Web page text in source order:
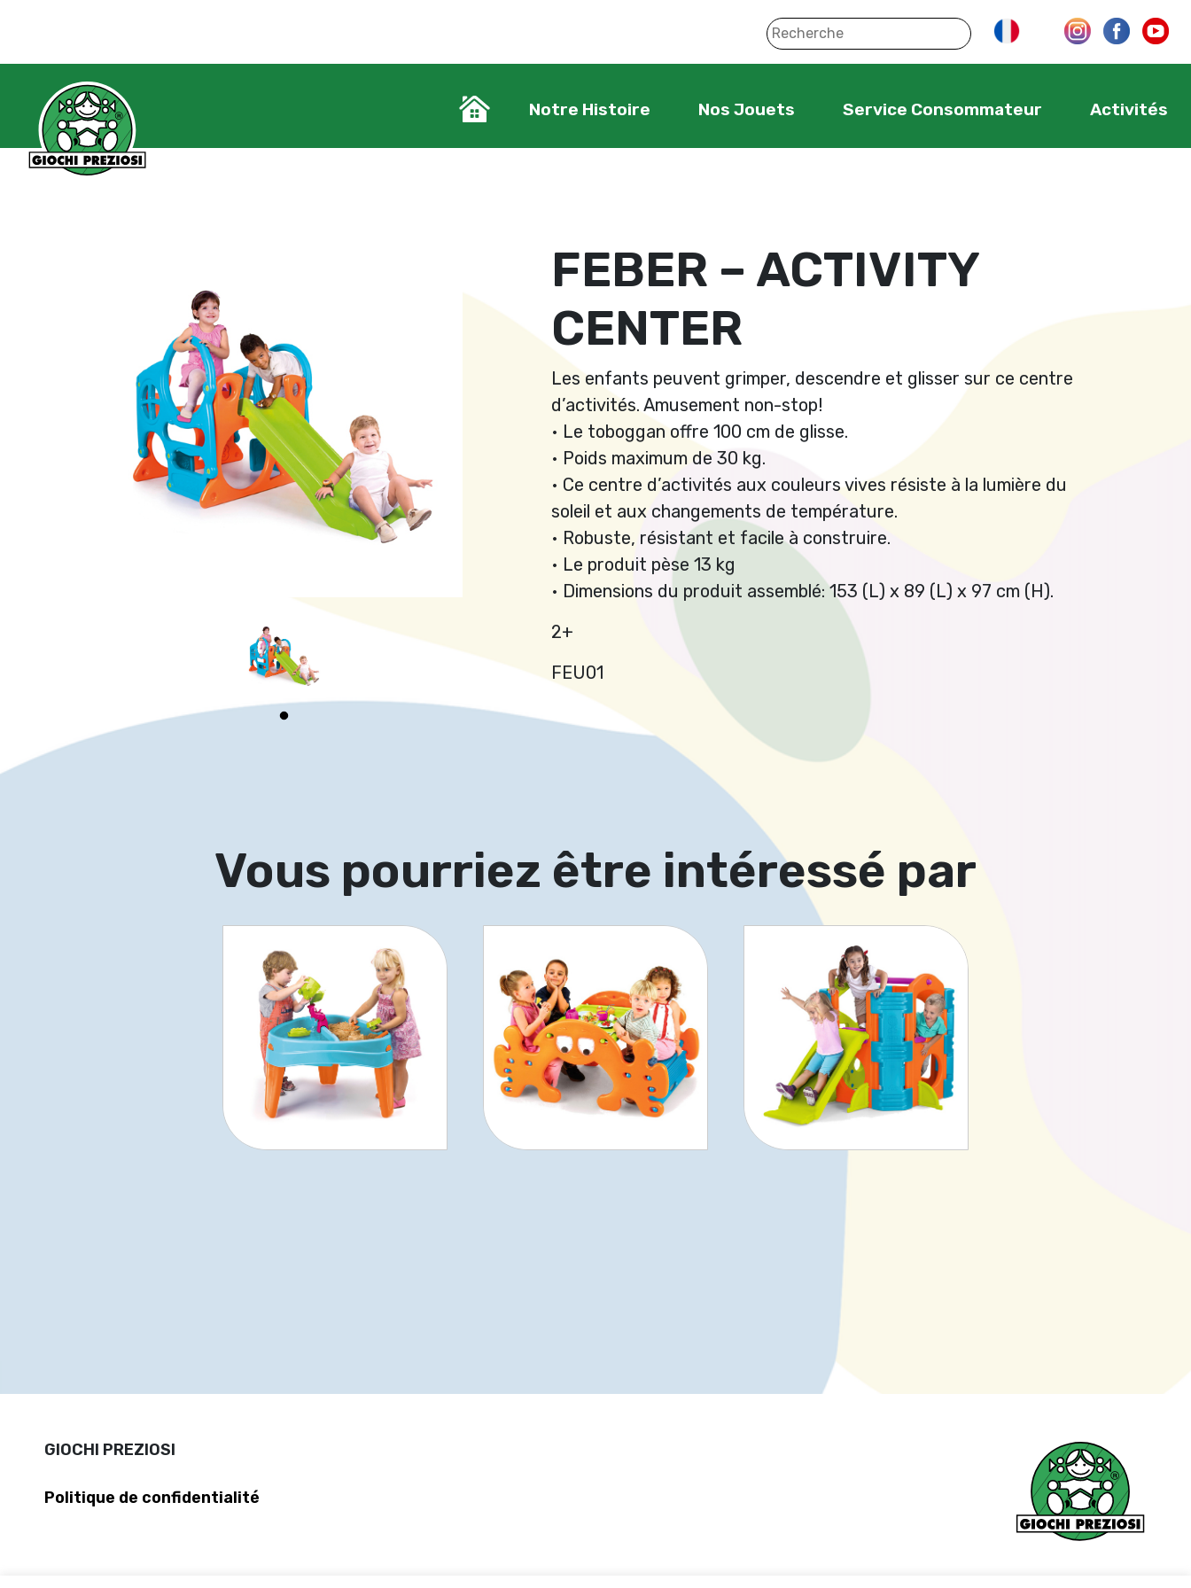
Notre Histoire Nos Jouets Service Consommateur Activités
FEBER – ACTIVITY
CENTER
Les enfants peuvent grimper, descendre et glisser sur ce centre
d’activités. Amusement non-stop!
• Le toboggan offre 100 cm de glisse.
• Poids maximum de 30 kg.
• Ce centre d’activités aux couleurs vives résiste à la lumière du
soleil et aux changements de température.
• Robuste, résistant et facile à construire.
• Le produit pèse 13 kg
• Dimensions du produit assemblé: 153 (L) x 89 (L) x 97 cm (H).
2+
FEU01
Vous pourriez être intéressé par
GIOCHI PREZIOSI
Politique de confidentialité